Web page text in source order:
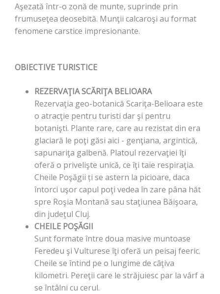
Aşezată într-o zonă de munte, suprinde prin
frumuseţea deosebită. Munţii calcaroşi au format
fenomene carstice impresionante.
OBIECTIVE TURISTICE
REZERVAŢIA SCĂRIŢA BELIOARA
Rezervaţia geo-botanică Scariţa-Belioara este
o atracţie pentru turisti dar şi pentru
botanişti. Plante rare, care au rezistat din era
glaciară le poţi găsi aici - genţiana, argintică,
sapunariţa galbenă. Platoul rezervaţiei îţi
oferă o privelişte unică, ce îţi taie respiraţia.
Cheile Poşăgii ți se astern la picioare, daca
întorci uşor capul poţi vedea în zare pâna hăt
spre Roşia Montană sau staţiunea Băişoara,
din judeţul Cluj.
CHEILE POŞĂGII
Sunt formate între doua masive muntoase
Feredeu şi Vulturese îţi oferă un peisaj feeric.
Cheile se întind pe o lungime de câţiva
kilometri. Pereţii care le străjuiesc par la vârf a
se întâlni cu cerul.